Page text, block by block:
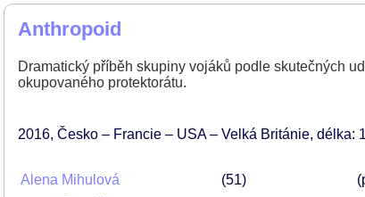
Anthropoid
Dramatický příběh skupiny vojáků podle skutečných
okupovaného protektorátu.
2016 Česko – Francie – USA – Velká Británie délka:
Alena Mihulová 51